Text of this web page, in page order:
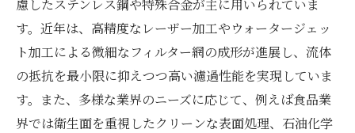
慮したステンレス鋼や特殊合金が主に用いられていま
す。近年は、高精度なレーザー加工やウォータージェッ
ト加工による微細なフィルター網の成形が進展し、流体
の抵抗を最小限に抑えつつ高い濾過性能を実現していま
す。また、多様な業界のニーズに応じて、例えば食品業
界では衛生面を重視したクリーンな表面処理、石油化学